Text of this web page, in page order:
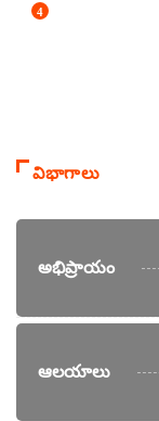
4
విభాగాలు
అభిప్రాయం
ఆలయాలు